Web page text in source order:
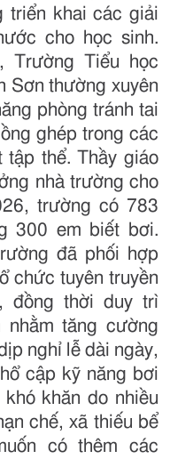
triển khai các giải
cho học sinh.
Trường Tiểu học
Sơn thường xuyên
phòng tránh tai
ghép trong các
tập thể. Thầy giáo
nhà trường cho
trường có 783
300 em biết bơi.
đã phối hợp
chức tuyên truyền
đồng thời duy trì
nhằm tăng cường
nghỉ lễ dài ngày,
cập kỹ năng bơi
khăn do nhiều
chế, xã thiếu bể
có thêm các